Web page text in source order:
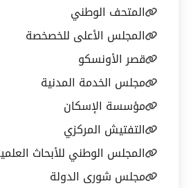
المتحف الوطني
المجلس الأعلى للخصخصة
قصر الأونسكو
مجلس الخدمة المدنية
مؤسسة الإسكان
التفتيش المركزي
المجلس الوطني للأبحاث العلمية
مجلس شورى الدولة